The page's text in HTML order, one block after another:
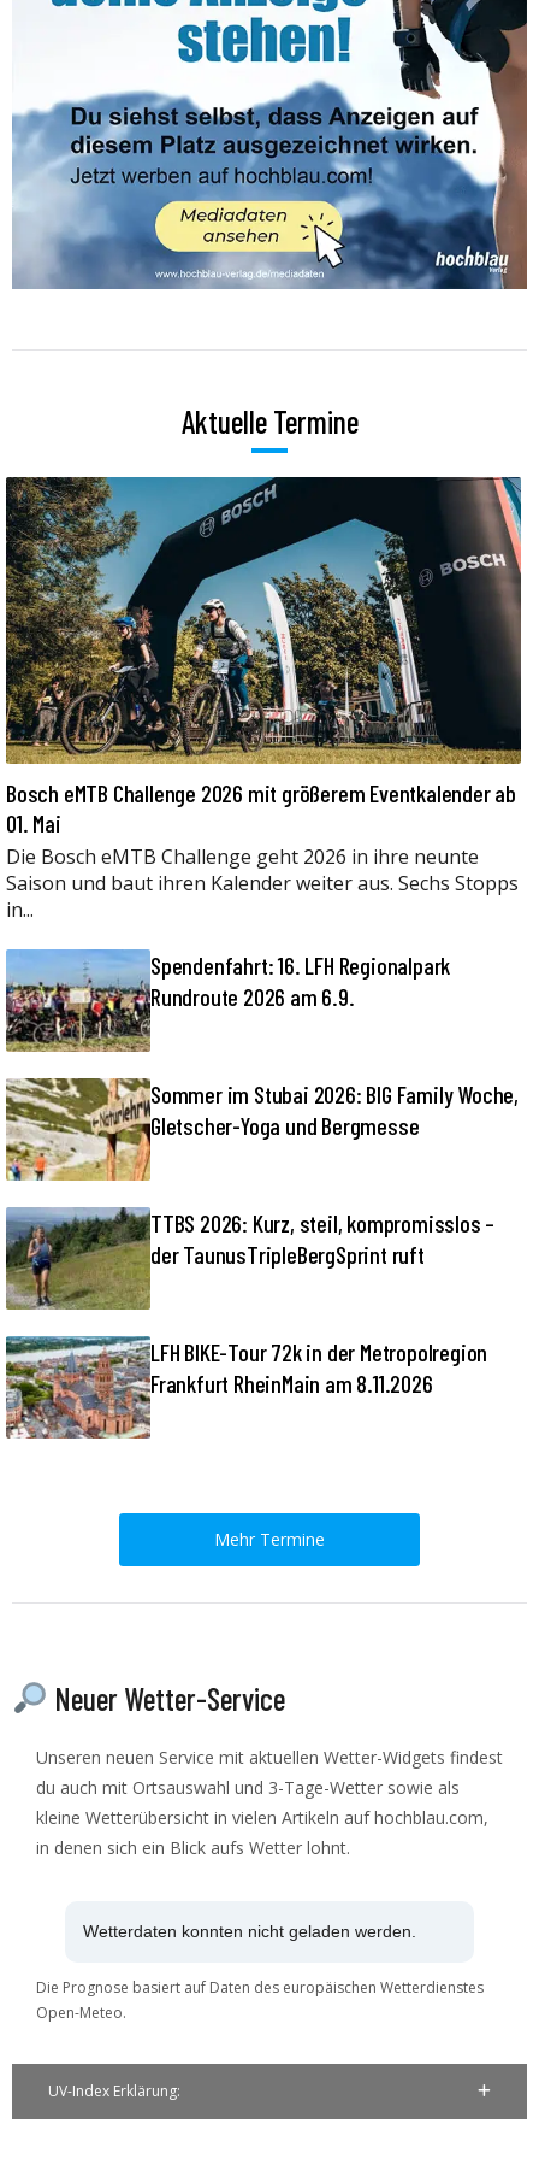
Aktuelle Termine
Bosch eMTB Challenge 2026 mit größerem Eventkalender ab
01. Mai
Die Bosch eMTB Challenge geht 2026 in ihre neunte
Saison und baut ihren Kalender weiter aus. Sechs Stopps
in...
Spendenfahrt: 16. LFH Regionalpark
Rundroute 2026 am 6.9.
Sommer im Stubai 2026: BIG Family Woche,
Gletscher-Yoga und Bergmesse
TTBS 2026: Kurz, steil, kompromisslos –
der TaunusTripleBergSprint ruft
LFH BIKE-Tour 72k in der Metropolregion
Frankfurt RheinMain am 8.11.2026
Mehr Termine
Neuer Wetter-Service
Unseren neuen Service mit aktuellen Wetter-Widgets findest
du auch mit Ortsauswahl und 3-Tage-Wetter sowie als
kleine Wetterübersicht in vielen Artikeln auf hochblau.com,
in denen sich ein Blick aufs Wetter lohnt.
Wetterdaten konnten nicht geladen werden.
Die Prognose basiert auf Daten des europäischen Wetterdienstes
Open-Meteo.
UV-Index Erklärung: